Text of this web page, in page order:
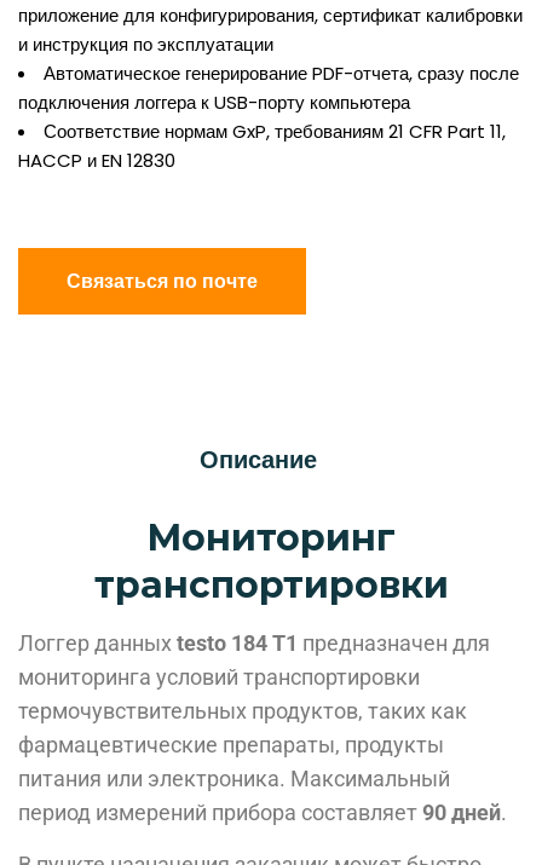
приложение для конфигурирования, сертификат калибровки
и инструкция по эксплуатации
Автоматическое генерирование PDF-отчета, сразу после
подключения логгера к USB-порту компьютера
Соответствие нормам GxP, требованиям 21 CFR Part 11,
HACCP и EN 12830
Связаться по почте
Описание
Мониторинг
транспортировки
Логгер данных testo 184 T1 предназначен для
мониторинга условий транспортировки
термочувствительных продуктов, таких как
фармацевтические препараты, продукты
питания или электроника. Максимальный
период измерений прибора составляет90 дней.